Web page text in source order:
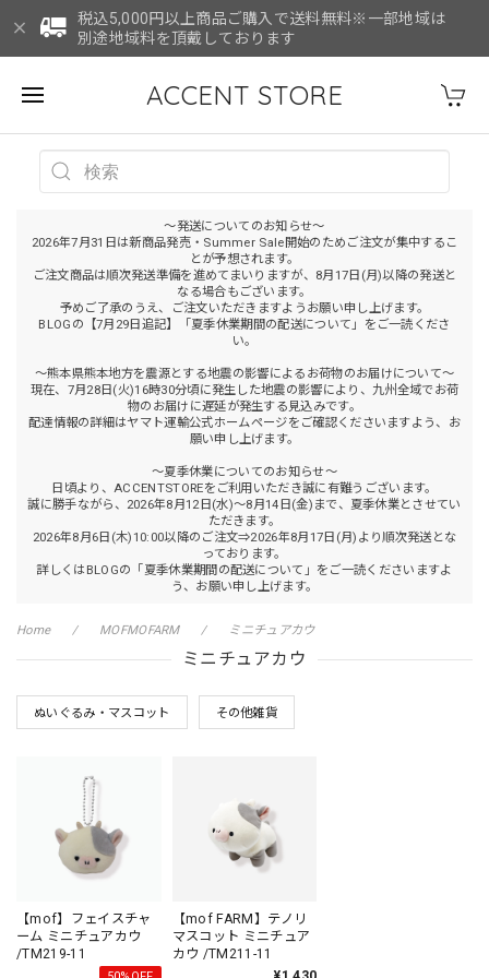
税込5,000円以上商品ご購入で送料無料※一部地域は
別途地域料を頂戴しております
ACCENT STORE
～発送についてのお知らせ～
2026年7月31日は新商品発売・Summer Sale開始のためご注文が集中するこ
とが予想されます。
ご注文商品は順次発送準備を進めてまいりますが、8月17日(月)以降の発送と
なる場合もございます。
予めご了承のうえ、ご注文いただきますようお願い申し上げます。
BLOGの【7月29日追記】「夏季休業期間の配送について」をご一読くださ
い。
～熊本県熊本地方を震源とする地震の影響によるお荷物のお届けについて～
現在、7月28日(火)16時30分頃に発生した地震の影響により、九州全域でお荷
物のお届けに遅延が発生する見込みです。
配達情報の詳細はヤマト運輸公式ホームページをご確認くださいますよう、お
願い申し上げます。
～夏季休業についてのお知らせ～
日頃より、ACCENTSTOREをご利用いただき誠に有難うございます。
誠に勝手ながら、2026年8月12日(水)～8月14日(金)まで、夏季休業とさせてい
ただきます。
2026年8月6日(木)10:00以降のご注文⇒2026年8月17日(月)より順次発送とな
っております。
詳しくはBLOGの「夏季休業期間の配送について」をご一読くださいますよ
う、お願い申し上げます。
Home MOFMOFARM ミニチュアカウ
ミニチュアカウ
ぬいぐるみ・マスコット その他雑貨
【mof】フェイスチャ
ーム ミニチュアカウ
/TM219-11
【mof FARM】テノリ
マスコット ミニチュア
カウ /TM211-11